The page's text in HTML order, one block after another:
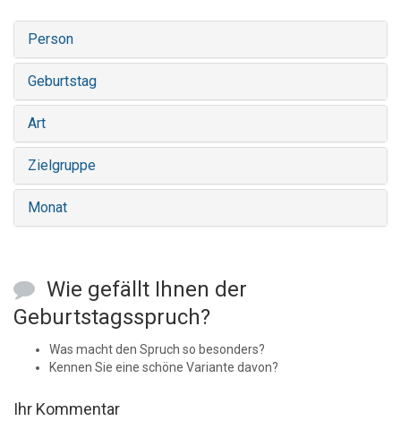
Person
Geburtstag
Art
Zielgruppe
Monat
Wie gefällt Ihnen der
Geburtstagsspruch?
Was macht den Spruch so besonders?
Kennen Sie eine schöne Variante davon?
Ihr Kommentar